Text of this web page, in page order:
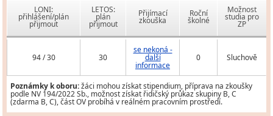
LONI:
přihlášení/plán
přijmout
LETOS:
plán
přijmout
Přijímací
zkouška
Roční
školné
Možnost
studia pro
ZP
94 / 30 30
se nekoná -
další
informace
0 Sluchově
Poznámky k oboru:žáci mohou získat stipendium, příprava na zkoušky
podle NV 194/2022 Sb., možnost získat řidičský průkaz skupiny B, C
(zdarma B, C), část OV probíhá v reálném pracovním prostředí.